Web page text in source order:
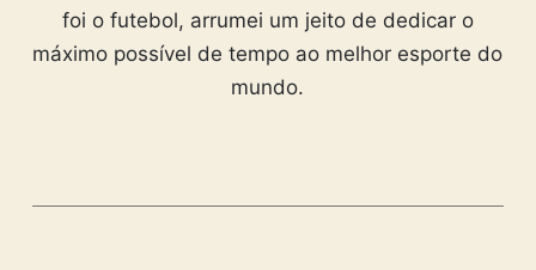
foi o futebol, arrumei um jeito de dedicar o
máximo possível de tempo ao melhor esporte do
mundo.